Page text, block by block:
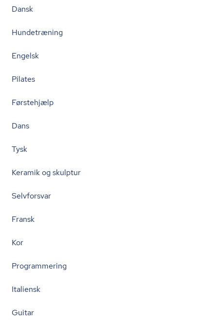
Dansk
Hundetræning
Engelsk
Pilates
Førstehjælp
Dans
Tysk
Keramik og skulptur
Selvforsvar
Fransk
Kor
Programmering
Italiensk
Guitar